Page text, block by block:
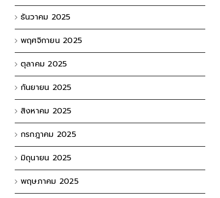
ธันวาคม 2025
พฤศจิกายน 2025
ตุลาคม 2025
กันยายน 2025
สิงหาคม 2025
กรกฎาคม 2025
มิถุนายน 2025
พฤษภาคม 2025